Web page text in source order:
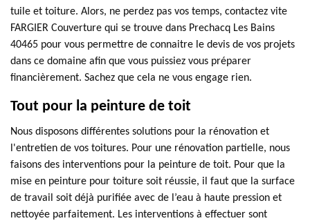
tuile et toiture. Alors, ne perdez pas vos temps, contactez vite
FARGIER Couverture qui se trouve dans Prechacq Les Bains
40465 pour vous permettre de connaitre le devis de vos projets
dans ce domaine afin que vous puissiez vous préparer
financièrement. Sachez que cela ne vous engage rien.
Tout pour la peinture de toit
Nous disposons différentes solutions pour la rénovation et
l'entretien de vos toitures. Pour une rénovation partielle, nous
faisons des interventions pour la peinture de toit. Pour que la
mise en peinture pour toiture soit réussie, il faut que la surface
de travail soit déjà purifiée avec de l’eau à haute pression et
nettoyée parfaitement. Les interventions à effectuer sont